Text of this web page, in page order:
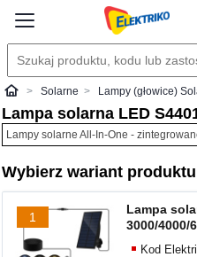
ElektrikoSolarne Lampy (głowice)
Lampa solarna LED
Lampy solarne All-In-One -
Wybierz wariant
1
Lampa
3000/4000/
Kod